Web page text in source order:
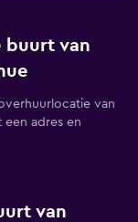
buurt van
van
een adres en
van